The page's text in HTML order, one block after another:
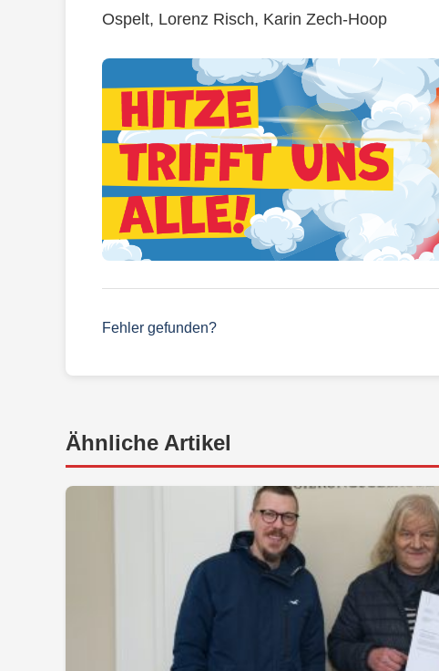
Ospelt, Lorenz Risch, Karin Zech-Hoop
Fehler gefunden?
Ähnliche Artikel